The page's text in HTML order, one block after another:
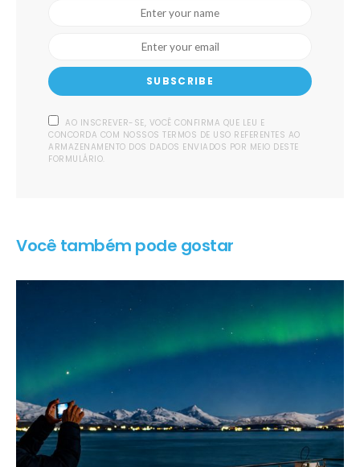
SUBSCRIBE
AO INSCREVER-SE, VOCÊ CONFIRMA QUE LEU E
CONCORDA COM NOSSOS TERMOS DE USO REFERENTES AO
ARMAZENAMENTO DOS DADOS ENVIADOS POR MEIO DESTE
FORMULÁRIO.
Você também pode gostar